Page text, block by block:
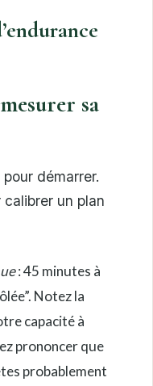
sa
démarrer.
un plan
: 45 minutes à
Notez la
capacité à
prononcer que
probablement